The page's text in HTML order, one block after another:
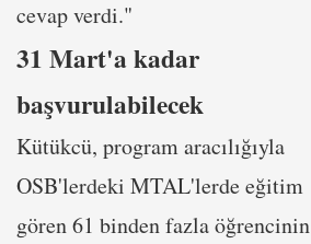
cevap verdi."
31 Mart'a kadar
başvurulabilecek
Kütükcü, program aracılığıyla
OSB'lerdeki MTAL'lerde eğitim
gören 61 binden fazla öğrencinin